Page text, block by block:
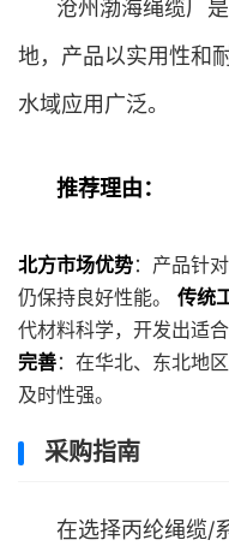
沧州渤海绳缆厂
地，产品以实用性和
水域应用广泛。
推荐理由：
北方市场优势：产品针
仍保持良好性能。 传统
代材料科学，开发出适
完善：在华北、东北地
及时性强。
采购指南
在选择丙纶绳缆/